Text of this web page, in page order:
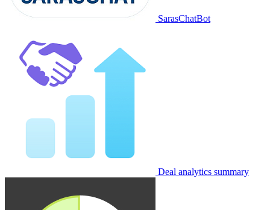
SarasChatBot
Deal analytics summary